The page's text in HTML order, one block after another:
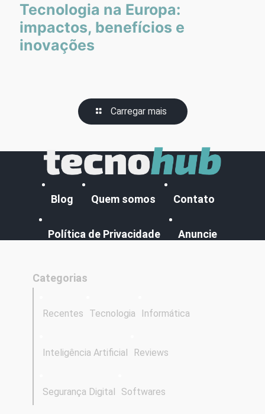
Tecnologia na Europa:
impactos, benefícios e
inovações
Carregar mais
Blog Quem somos Contato
Política de Privacidade Anuncie
Categorias
Recentes Tecnologia Informática
Inteligência Artificial Reviews
Segurança Digital Softwares